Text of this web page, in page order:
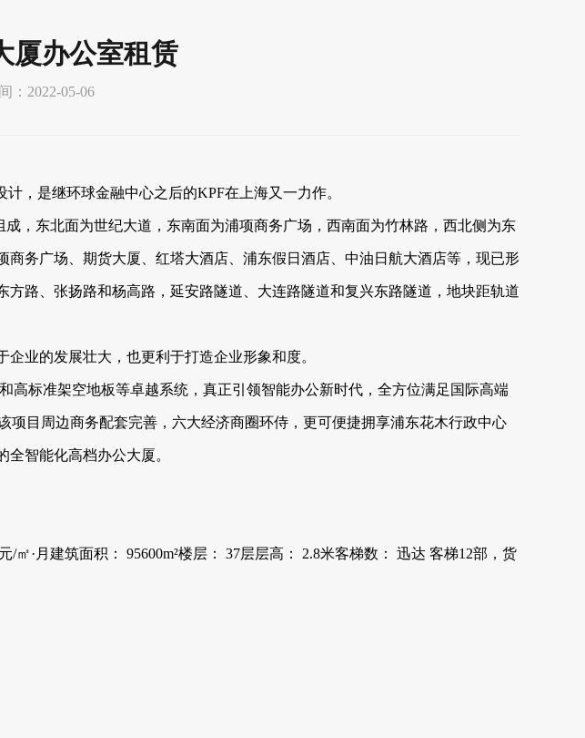
厦办公室租赁
：2022-05-06
，是继环球金融中心之后的KPF在上海又一力作。
，东北面为世纪大道，东南面为浦项商务广场，西南面为竹林路，西北侧为东
务广场、期货大厦、红塔大酒店、浦东假日酒店、中油日航大酒店等，现已形
路、张扬路和杨高路，延安路隧道、大连路隧道和复兴东路隧道，地块距轨道
业的发展壮大，也更利于打造企业形象和度。
标准架空地板等卓越系统，真正引领智能办公新时代，全方位满足国际高端
目周边商务配套完善，六大经济商圈环侍，更可便捷拥享浦东花木行政中心
智能化高档办公大厦。
㎡·月建筑面积： 95600m²楼层： 37层层高： 2.8米客梯数： 迅达 客梯12部，货